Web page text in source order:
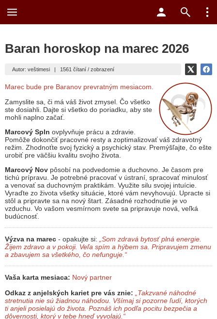
Baran horoskop na marec 2026
Autor: veštimesi | 1561 čítaní / zobrazení
Marec bude pre Baranov prevratným mesiacom.
Zamyslite sa, či má váš život zmysel. Čo všetko
ste dosiahli. Dajte si všetko do poriadku, aby ste
mohli naplno začať.
Marcový Spln ovplyvňuje prácu a zdravie.
Pomôže dokončiť pracovné resty a zoptimalizovať váš zdravotný
režim. Zhodnoťte svoj fyzický a psychický stav. Premýšľajte, čo ešte
urobiť pre väčšiu kvalitu svojho života.
Marcový Nov pôsobí na podvedomie a duchovno. Je časom pre
tichú prípravu. Je potrebné pracovať v ústraní, spracovať minulosť
a venovať sa duchovným praktikám. Využite silu svojej intuície.
Vyraďte zo života všetky situácie, ktoré vám nevyhovujú. Upracte si
stôl a pripravte sa na nový štart. Zásadné rozhodnutie je vo
vzduchu. Vo vašom vesmírnom svete sa pripravuje nová, veľká
budúcnosť.
Výzva na marec - opakujte si:
„Som zdravá bytosť plná energie.
Žijem zdravo a v pokoji. Veľa spím a hýbem sa. Pripravujem zmenu
a zbavujem sa všetkého, čo nefunguje.“
Vaša karta mesiaca: Nový partner
Odkaz z anjelských kariet pre vás znie:
„Takzvané náhodné
stretnutia nie sú žiadnou náhodou. Všímaj si pozorne ľudí, ktorých
ti anjeli posielajú do života. Poznáš ich podľa pocitu bezpečia a
dôvernosti, ktorý v tebe hneď vyvolajú.“